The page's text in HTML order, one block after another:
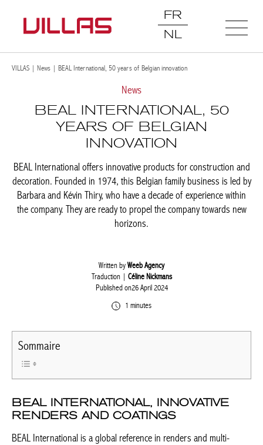
FR
NL
VILLAS | News | BEAL International, 50 years of Belgian innovation
News
BEAL INTERNATIONAL, 50
YEARS OF BELGIAN
INNOVATION
BEAL International offers innovative products for construction and
decoration. Founded in 1974, this Belgian family business is led by
Barbara and Kévin Thiry, who have a decade of experience within
the company. They are ready to propel the company towards new
horizons.
Written byWeeb Agency
Traduction | Céline Nickmans
Published on26 April 2024
1 minutes
Sommaire
BEAL INTERNATIONAL, INNOVATIVE
RENDERS AND COATINGS
BEAL International is a global reference in renders and multi-